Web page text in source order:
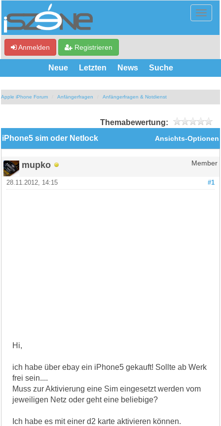
Anmelden Registrieren
Neue Letzten News Suche
Apple iPhone Forum Anfängerfragen Anfängerfragen & Notdienst
Themabewertung:
Ansichts-Optionen
iPhone5 sim oder Netlock
mupko Member
#1
28.11.2012, 14:15
Hi,
ich habe über ebay ein iPhone5 gekauft! Sollte ab Werk
frei sein....
Muss zur Aktivierung eine Sim eingesetzt werden vom
jeweiligen Netz oder geht eine beliebige?
Ich habe es mit einer d2 karte aktivieren können.